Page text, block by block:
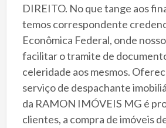
DIREITO. No que tange aos
temos correspondente
Econômica Federal, onde
facilitar o tramite de
celeridade aos mesmos.
serviço de despachante
da RAMON IMÓVEIS MG é
clientes, a compra de imóveis